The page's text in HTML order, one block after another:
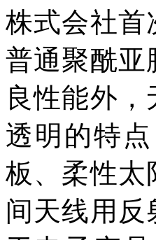
株式会社首
普通聚酰亚
良性能外
透明的特
板、柔性太
间天线用